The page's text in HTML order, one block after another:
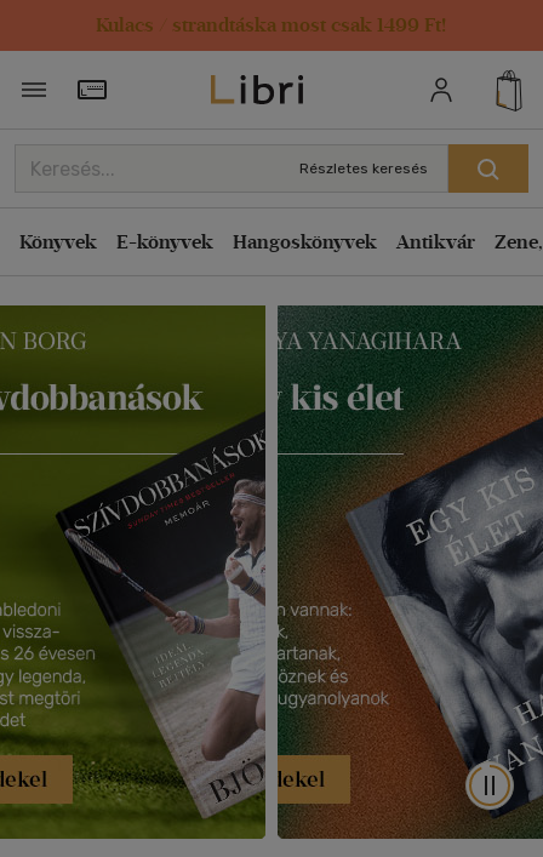
Kulacs / strandtáska most csak 1499 Ft!
Törzsvásárlói Kártya adatai
Részletes keresés
Könyvek E-könyvek Hangoskönyvek Antikvár